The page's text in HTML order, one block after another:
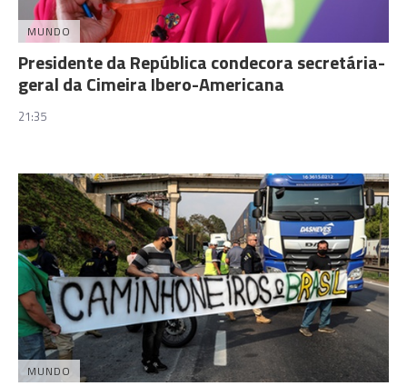
MUNDO
Presidente da República condecora secretária-
geral da Cimeira Ibero-Americana
21:35
MUNDO